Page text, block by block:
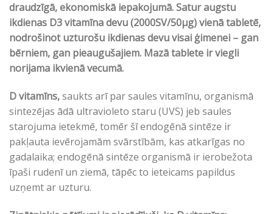
draudzīgā, ekonomiskā iepakojumā. Satur augstu
ikdienas D3 vitamīna devu (2000SV/50µg) vienā tabletē,
nodrošinot uzturošu ikdienas devu visai ģimenei – gan
bērniem, gan pieaugušajiem. Mazā tablete ir viegli
norijama ikvienā vecumā.
D vitamīns,saukts arī par saules vitamīnu, organismā
sintezējas ādā ultravioleto staru (UVS) jeb saules
starojuma ietekmē, tomēr šī endogēnā sintēze ir
pakļauta ievērojamām svārstībām, kas atkarīgas no
gadalaika; endogēnā sintēze organismā ir ierobežota
īpaši rudenī un ziemā, tāpēc to ieteicams papildus
uzņemt ar uzturu.